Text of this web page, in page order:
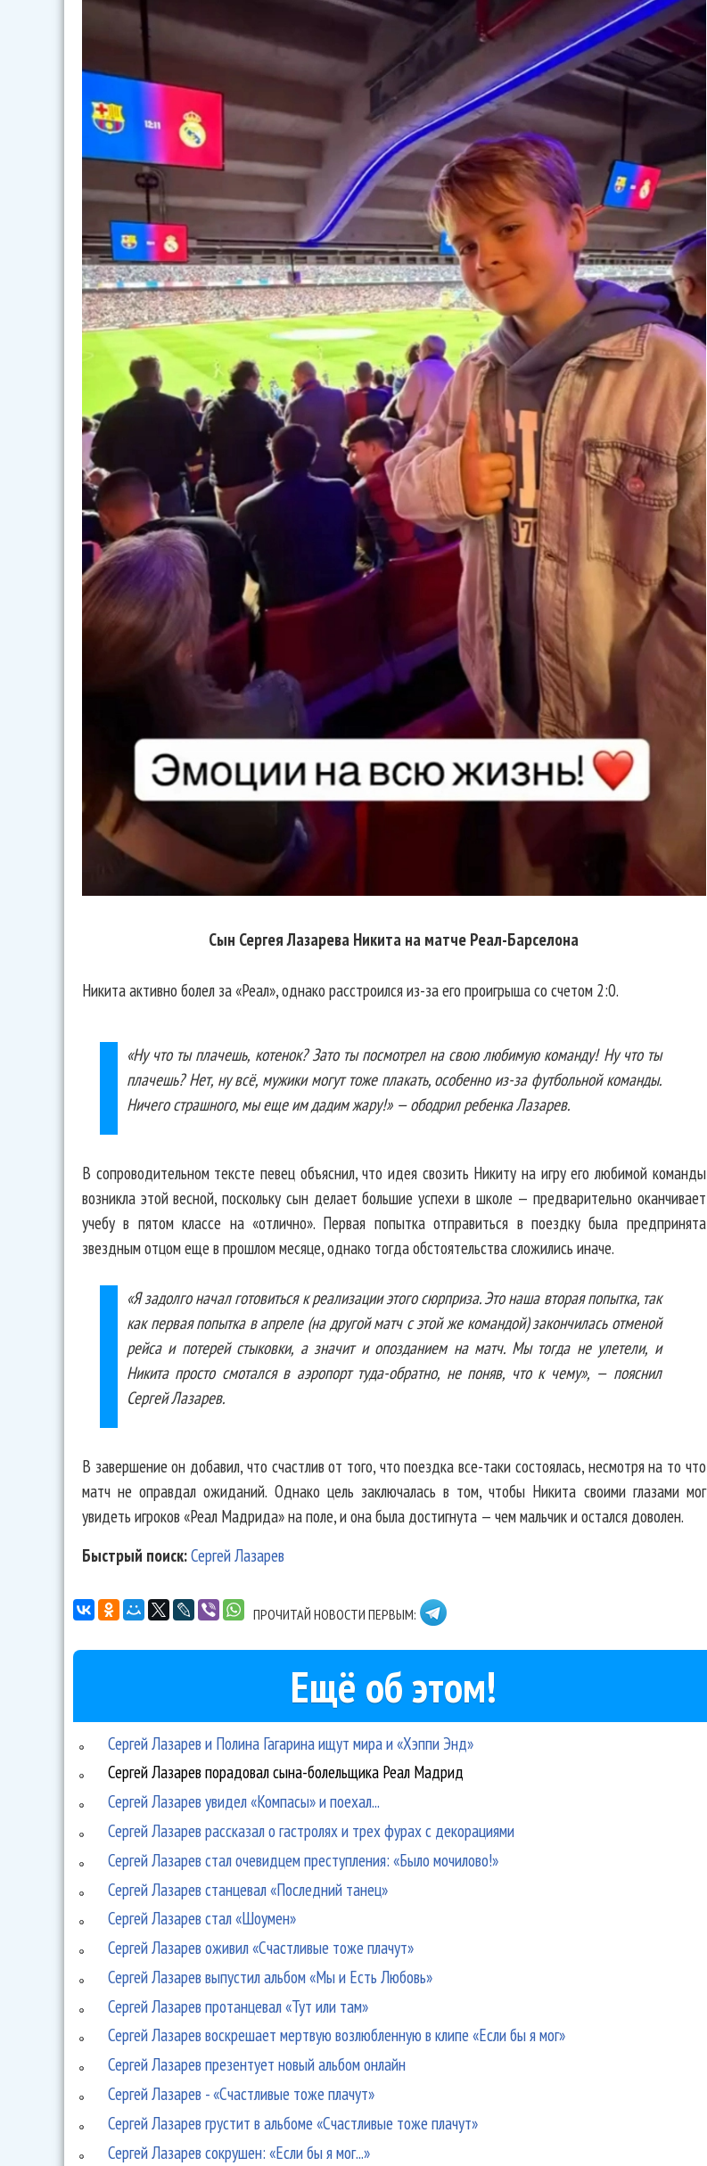
Сын Сергея Лазарева Никита на матче Реал-Барселона
Никита активно болел за «Реал», однако расстроился из-за его проигрыша со счетом 2:0.
«Ну что ты плачешь, котенок? Зато ты посмотрел на свою любимую команду! Ну что ты
плачешь? Нет, ну всё, мужики могут тоже плакать, особенно из-за футбольной команды.
Ничего страшного, мы еще им дадим жару!» — ободрил ребенка Лазарев.
В сопроводительном тексте певец объяснил, что идея свозить Никиту на игру его любимой команды
возникла этой весной, поскольку сын делает большие успехи в школе — предварительно оканчивает
учебу в пятом классе на «отлично». Первая попытка отправиться в поездку была предпринята
звездным отцом еще в прошлом месяце, однако тогда обстоятельства сложились иначе.
«Я задолго начал готовиться к реализации этого сюрприза. Это наша вторая попытка, так
как первая попытка в апреле (на другой матч с этой же командой) закончилась отменой
рейса и потерей стыковки, а значит и опозданием на матч. Мы тогда не улетели, и
Никита просто смотался в аэропорт туда-обратно, не поняв, что к чему», — пояснил
Сергей Лазарев.
В завершение он добавил, что счастлив от того, что поездка все-таки состоялась, несмотря на то что
матч не оправдал ожиданий. Однако цель заключалась в том, чтобы Никита своими глазами мог
увидеть игроков «Реал Мадрида» на поле, и она была достигнута — чем мальчик и остался доволен.
Быстрый поиск:Сергей Лазарев
ПРОЧИТАЙ НОВОСТИ ПЕРВЫМ:
Ещё об этом!
Сергей Лазарев и Полина Гагарина ищут мира и «Хэппи Энд»
Сергей Лазарев порадовал сына-болельщика Реал Мадрид
Сергей Лазарев увидел «Компасы» и поехал...
Сергей Лазарев рассказал о гастролях и трех фурах с декорациями
Сергей Лазарев стал очевидцем преступления: «Было мочилово!»
Сергей Лазарев станцевал «Последний танец»
Сергей Лазарев стал «Шоумен»
Сергей Лазарев оживил «Счастливые тоже плачут»
Сергей Лазарев выпустил альбом «Мы и Есть Любовь»
Сергей Лазарев протанцевал «Тут или там»
Сергей Лазарев воскрешает мертвую возлюбленную в клипе «Если бы я мог»
Сергей Лазарев презентует новый альбом онлайн
Сергей Лазарев - «Счастливые тоже плачут»
Сергей Лазарев грустит в альбоме «Счастливые тоже плачут»
Сергей Лазарев сокрушен: «Если бы я мог...»